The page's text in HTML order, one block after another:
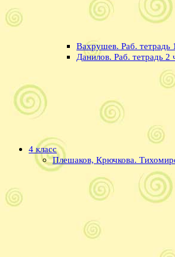
Вахрушев. Раб. тетрадь
Данилов. Раб. тетрадь 2
4 класс
Плешаков, Крючкова.